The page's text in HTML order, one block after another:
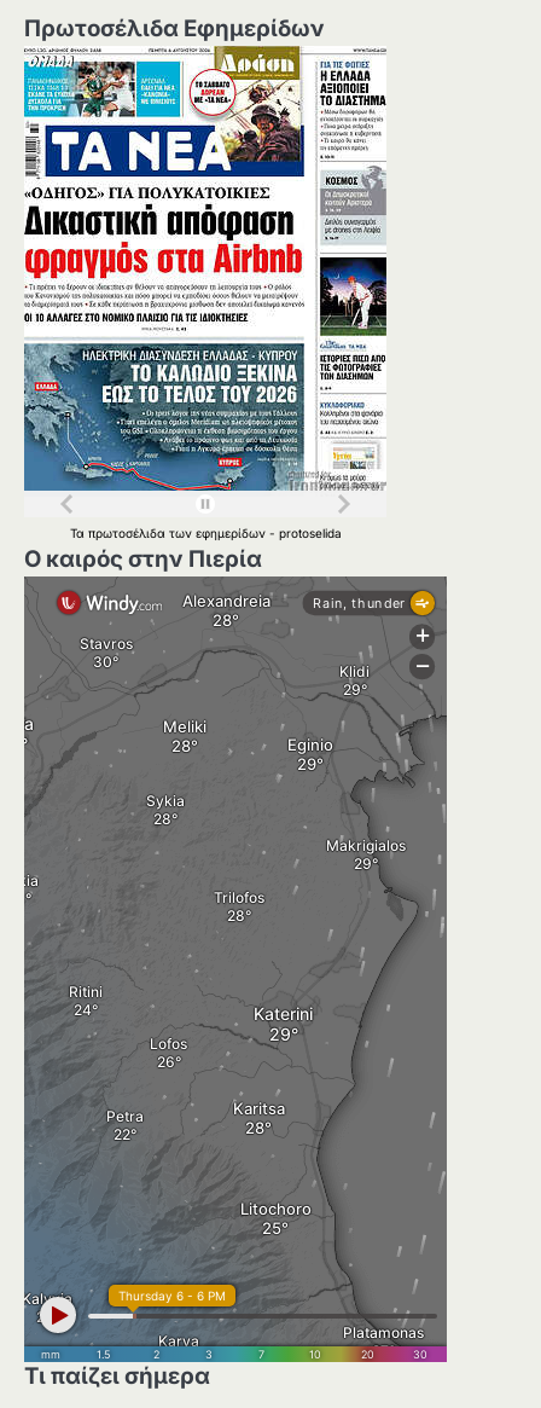
Πρωτοσέλιδα Εφημερίδων
Τα πρωτοσέλιδα των εφημερίδων - protoselida
Ο καιρός στην Πιερία
Τι παίζει σήμερα